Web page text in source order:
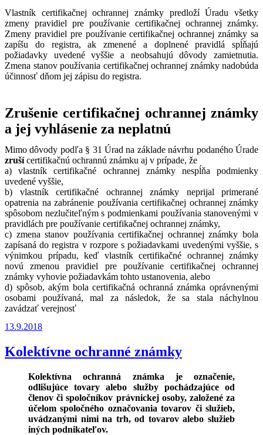
Vlastník certifikačnej ochrannej známky predloží Úradu všetky
zmeny pravidiel pre používanie certifikačnej ochrannej známky.
Zmeny pravidiel pre používanie certifikačnej ochrannej známky sa
zapíšu do registra, ak zmenené a doplnené pravidlá spĺňajú
požiadavky uvedené vyššie a neobsahujú dôvody zamietnutia.
Zmena stanov používania certifikačnej ochrannej známky nadobúda
účinnosť dňom jej zápisu do registra.
Zrušenie certifikačnej ochrannej známky
a jej vyhlásenie za neplatnú
Mimo dôvody podľa § 31 Úrad na základe návrhu podaného Úrade
zrušícertifikačnú ochrannú známku aj v prípade, že
a) vlastník certifikačné ochrannej známky nespĺňa podmienky
uvedené vyššie,
b) vlastník certifikačné ochrannej známky neprijal primerané
opatrenia na zabránenie používania certifikačnej ochrannej známky
spôsobom nezlučiteľným s podmienkami používania stanovenými v
pravidlách pre používanie certifikačnej ochrannej známky,
c) zmena stanov používania certifikačnej ochrannej známky bola
zapísaná do registra v rozpore s požiadavkami uvedenými vyššie, s
výnimkou prípadu, keď vlastník certifikačné ochrannej známky
novú zmenou pravidiel pre používanie certifikačnej ochrannej
známky vyhovie požiadavkám tohto ustanovenia, alebo
d) spôsob, akým bola certifikačná ochranná známka oprávnenými
osobami používaná, mal za následok, že sa stala náchylnou
zavádzať verejnosť
Publikované
13.9.2018
Kolektívne ochranné známky
Kolektívna ochranná známka je označenie,
odlišujúce tovary alebo služby pochádzajúce od
členov či spoločníkov právnickej osoby, založené za
účelom spoločného označovania tovarov či služieb,
uvádzanými nimi na trh, od tovarov alebo služieb
iných podnikateľov.